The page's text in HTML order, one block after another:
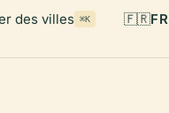
des villes ⌘K 🇫🇷FR